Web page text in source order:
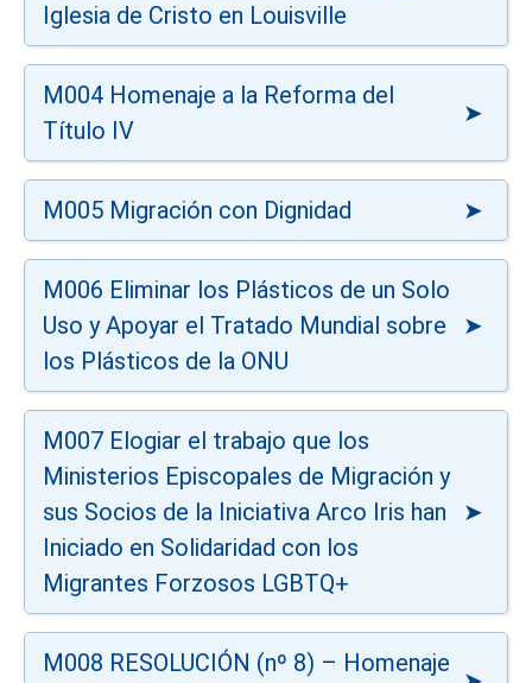
Iglesia de Cristo en Louisville
M004 Homenaje a la Reforma del
Título IV
M005 Migración con Dignidad
M006 Eliminar los Plásticos de un Solo
Uso y Apoyar el Tratado Mundial sobre
los Plásticos de la ONU
M007 Elogiar el trabajo que los
Ministerios Episcopales de Migración y
sus Socios de la Iniciativa Arco Iris han
Iniciado en Solidaridad con los
Migrantes Forzosos LGBTQ+
M008 RESOLUCIÓN (nº 8) – Homenaje